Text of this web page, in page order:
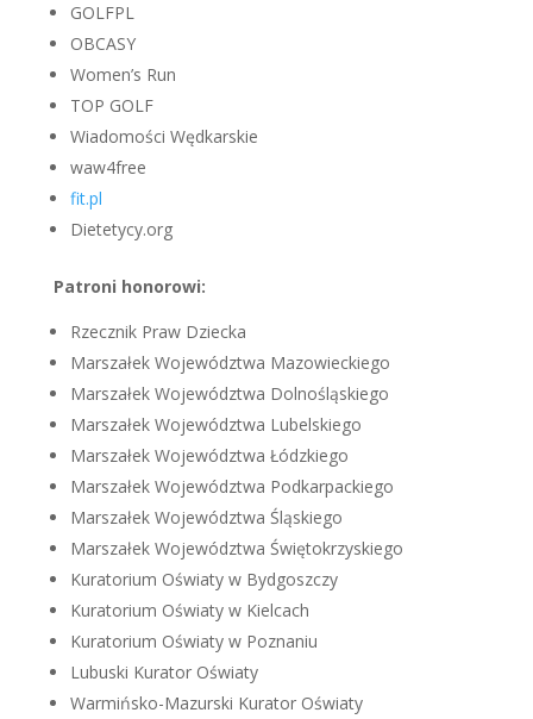
GOLFPL
OBCASY
Women’s Run
TOP GOLF
Wiadomości Wędkarskie
waw4free
fit.pl
Dietetycy.org
Patroni honorowi:
Rzecznik Praw Dziecka
Marszałek Województwa Mazowieckiego
Marszałek Województwa Dolnośląskiego
Marszałek Województwa Lubelskiego
Marszałek Województwa Łódzkiego
Marszałek Województwa Podkarpackiego
Marszałek Województwa Śląskiego
Marszałek Województwa Świętokrzyskiego
Kuratorium Oświaty w Bydgoszczy
Kuratorium Oświaty w Kielcach
Kuratorium Oświaty w Poznaniu
Lubuski Kurator Oświaty
Warmińsko-Mazurski Kurator Oświaty